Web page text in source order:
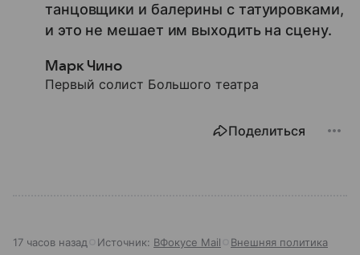
танцовщики и балерины с татуировками,
и это не мешает им выходить на сцену.
Марк Чино
Первый солист Большого театра
Поделиться
17 часов назад Источник: ВФокусе Mail Внешняя политика